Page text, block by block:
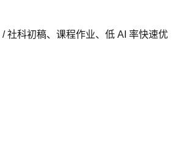
科初稿、课程作业、低 AI 率快速优